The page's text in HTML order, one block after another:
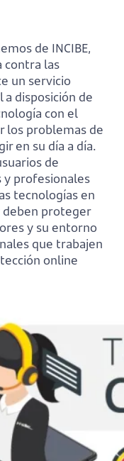
de INCIBE,
contra las
un servicio
disposición de
con el
los problemas de
en su día a día.
de
profesionales
tecnologías en
deben proteger
y su entorno
que trabajen
online